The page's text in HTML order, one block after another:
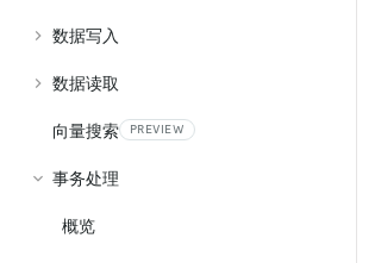
数据写入
数据读取
向量搜索 PREVIEW
事务处理
概览